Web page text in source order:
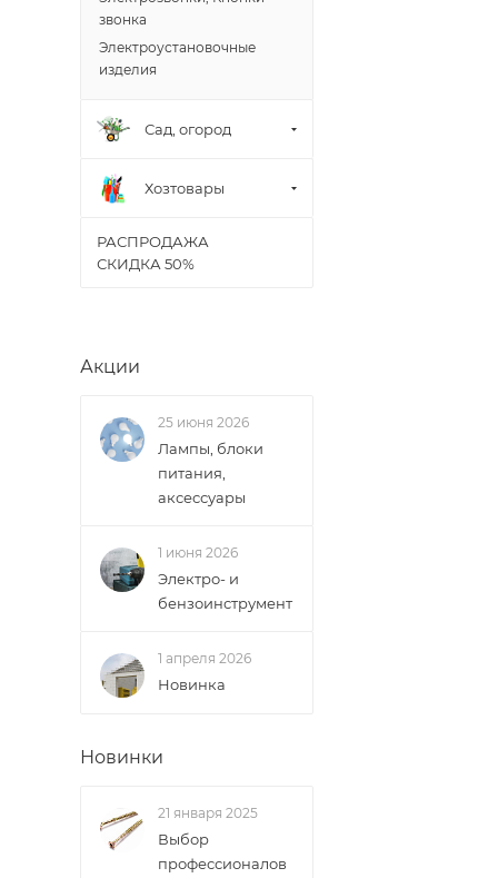
звонка
Электроустановочные
изделия
Сад, огород
Хозтовары
РАСПРОДАЖА
СКИДКА 50%
Акции
25 июня 2026
Лампы, блоки
питания,
аксессуары
1 июня 2026
Электро- и
бензоинструмент
1 апреля 2026
Новинка
Новинки
21 января 2025
Выбор
профессионалов